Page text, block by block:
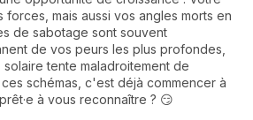
mais aussi vos angles morts en
de sabotage sont souvent
de vos peurs les plus profondes,
tente maladroitement de
schémas, c'est déjà commencer à
à vous reconnaître ? 😏